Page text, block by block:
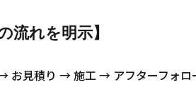
流れを明示】
お見積り → 施工 → アフターフォロ